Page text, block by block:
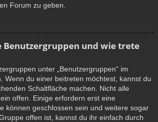
Forum zu geben.
Benutzergruppen und wie trete
unter „Benutzergruppen“ im
Wenn du einer beitreten möchtest, kannst du
Schaltfläche machen. Nicht alle
offen. Einige erfordern erst eine
können geschlossen sein und weitere sogar
offen ist, kannst du ihr einfach durch